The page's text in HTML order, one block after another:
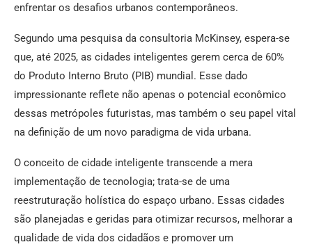
enfrentar os desafios urbanos contemporâneos.
Segundo uma pesquisa da consultoria McKinsey, espera-se
que, até 2025, as cidades inteligentes gerem cerca de 60%
do Produto Interno Bruto (PIB) mundial. Esse dado
impressionante reflete não apenas o potencial econômico
dessas metrópoles futuristas, mas também o seu papel vital
na definição de um novo paradigma de vida urbana.
O conceito de cidade inteligente transcende a mera
implementação de tecnologia; trata-se de uma
reestruturação holística do espaço urbano. Essas cidades
são planejadas e geridas para otimizar recursos, melhorar a
qualidade de vida dos cidadãos e promover um